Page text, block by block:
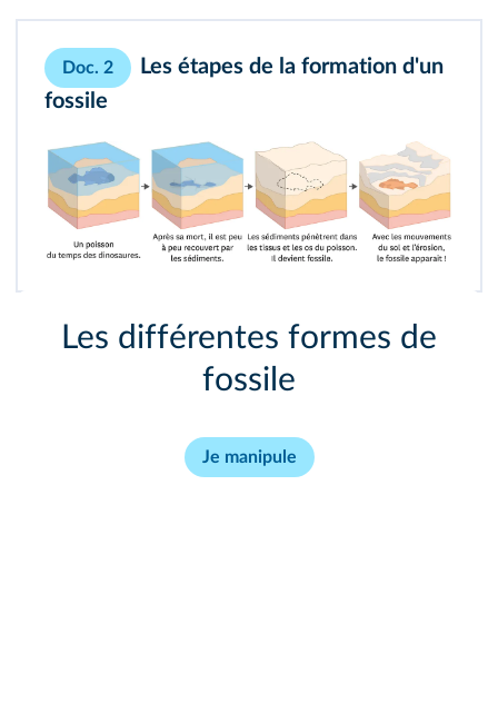
Doc. 2
Les étapes de la formation d'un
fossile
Les différentes formes de
fossile
Je manipule